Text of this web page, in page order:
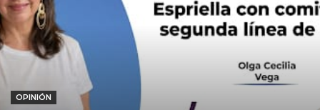
OPINIÓN